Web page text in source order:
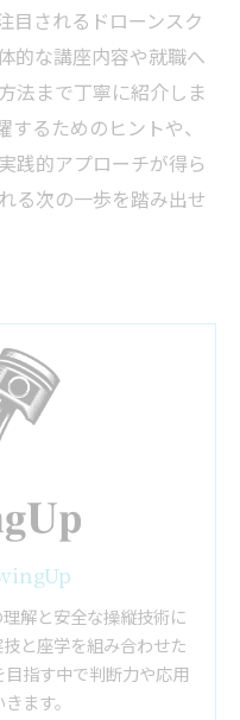
目されるドローンスク
的な講座内容や就職へ
法まで丁寧に紹介しま
るためのヒントや、
践的アプローチが得ら
る次の一歩を踏み出せ
解と安全な操縦技術に
と座学を組み合わせた
指す中で判断力や応用
ます。